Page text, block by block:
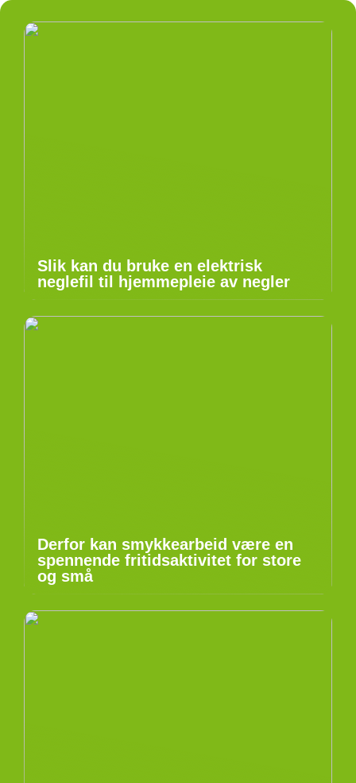
Slik kan du bruke en elektrisk
neglefil til hjemmepleie av negler
Derfor kan smykkearbeid være en
spennende fritidsaktivitet for store
og små